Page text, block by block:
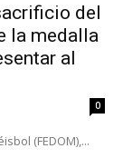
del
la medalla
al
0
(FEDOM),...